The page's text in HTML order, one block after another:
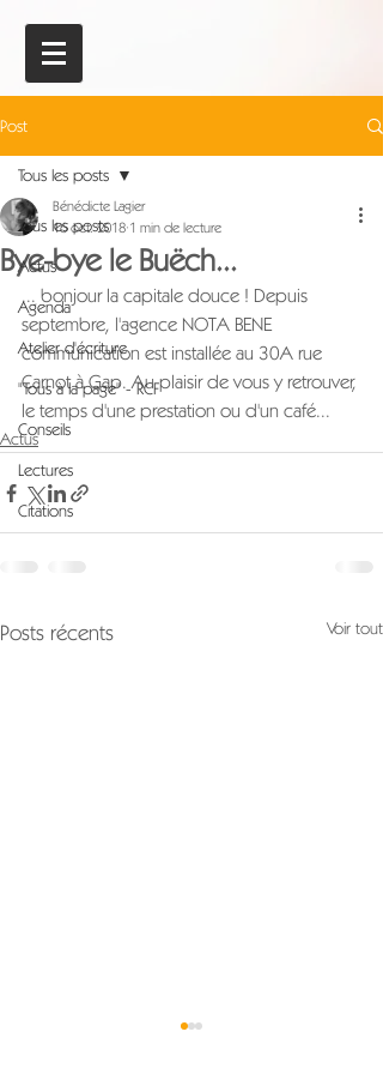
Post
Tous les posts
Actus
Agenda
Atelier d'écriture
"Tous à la page" - RCF
Conseils
Lectures
Citations
Tous les posts
Bye-bye le Buëch...
Bénédicte Lagier
16 oct. 2018 1 min de lecture
... bonjour la capitale douce ! Depuis
septembre, l'agence NOTA BENE
communication est installée au 30A rue
Carnot à Gap. Au plaisir de vous y retrouver,
le temps d'une prestation ou d'un café...
Actus
Posts récents Voir tout